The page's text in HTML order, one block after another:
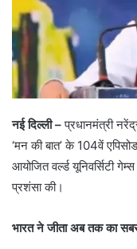
नई दिल्ली –प्रधानमंत्री
‘मन की बात’ के 104वें
आयोजित वर्ल्ड यूनिवर्सिटी
प्रशंसा की।
भारत ने जीता अब तक का